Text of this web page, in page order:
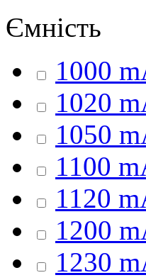
Ємність
1000
1020
1050
1100
1120
1200
1230